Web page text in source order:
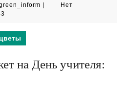
green_inform
Нет
на День учителя: